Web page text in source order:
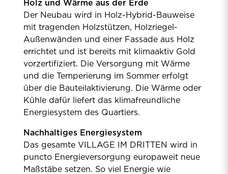
Holz und Wärme aus der Erde
Der Neubau wird in Holz-Hybrid-Bauweise
mit tragenden Holzstützen, Holzriegel-
Außenwänden und einer Fassade aus Holz
errichtet und ist bereits mit klimaaktiv Gold
vorzertifiziert. Die Versorgung mit Wärme
und die Temperierung im Sommer erfolgt
über die Bauteilaktivierung. Die Wärme oder
Kühle dafür liefert das klimafreundliche
Energiesystem des Quartiers.
Nachhaltiges Energiesystem
Das gesamte VILLAGE IM DRITTEN wird in
puncto Energieversorgung europaweit neue
Maßstäbe setzen. So viel Energie wie